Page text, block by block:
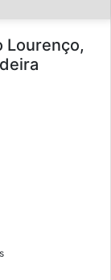
Lourenço,